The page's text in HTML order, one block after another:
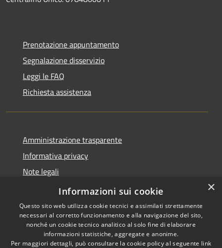
Prenotazione appuntamento
Segnalazione disservizio
Leggi le FAQ
Richiesta assistenza
Amministrazione trasparente
Informativa privacy
Note legali
Dichiarazione di accessibilità
Copyright © 2026 • Comune di
×
Informazioni sui cookie
Questo sito web utilizza cookie tecnici e assimilati strettamente
necessari al corretto funzionamento e alla navigazione del sito,
nonché un cookie tecnico analitico al solo fine di elaborare
informazioni statistiche, aggregate e anonime.
Per maggiori dettagli, può consultare la cookie policy al seguente link